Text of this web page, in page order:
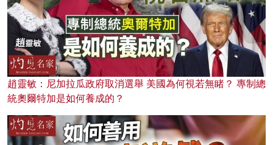
趙靈敏：尼加拉瓜政府取消選舉 美國為何視若無睹？ 專制總
統奧爾特加是如何養成的？